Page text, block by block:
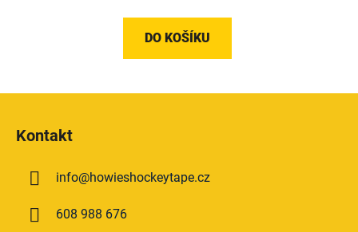
DO KOŠÍKU
Kontakt
info@howieshockeytape.cz
608 988 676